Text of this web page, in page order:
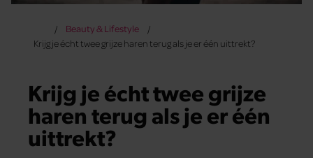
Beauty & Lifestyle
Krijg je écht twee grijze haren terug als je er één uittrekt?
Krijg je écht twee grijze
haren terug als je er één
uittrekt?